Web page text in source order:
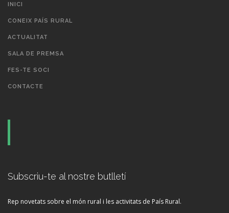
INICI
CONEIX PAÍS RURAL
ACTUALITAT
SALA DE PREMSA
FES-TE SOCI
CONTACTE
Subscriu-te al nostre butlletí
Rep novetats sobre el món rural i les activitats de País Rural.